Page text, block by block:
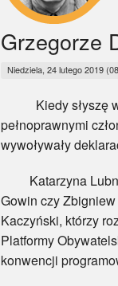
Grzegorze
Niedziela, 24 lutego 2019
Kiedy słyszę w
pełnoprawnymi
wywoływały
Katarzyna
Gowin czy
Kaczyński, którzy
Platformy
konwencji